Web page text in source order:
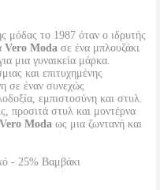
μόδας το 1987 όταν ο ιδρυτής
Vero Moda σε ένα μπλουζάκι
μια γυναικεία μάρκα.
και επιτυχημένης
σε έναν συνεχώς
εμπιστοσύνη και στυλ.
προσιτά στυλ και μοντέρνα
Vero Moda ως μια ζωντανή και
- 25% Βαμβάκι